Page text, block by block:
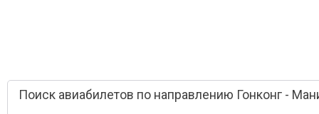
Поиск авиабилетов по направлению Гонконг -